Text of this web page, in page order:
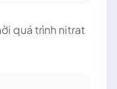
quá trình nitrat